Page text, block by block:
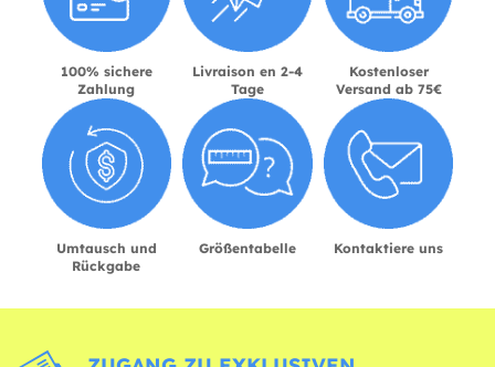
100% sichere
Zahlung
Livraison en 2-4
Tage
Kostenloser
Versand ab 75€
Umtausch und
Rückgabe
Größentabelle Kontaktiere uns